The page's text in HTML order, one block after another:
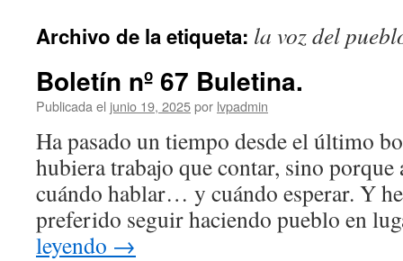
Archivo de la etiqueta: la voz del
Boletín nº 67 Buletina.
Publicada el junio 19, 2025por lvpadmin
Ha pasado un tiempo desde el último
hubiera trabajo que contar, sino porque
cuándo hablar… y cuándo esperar. Y
preferido seguir haciendo pueblo en
leyendo →